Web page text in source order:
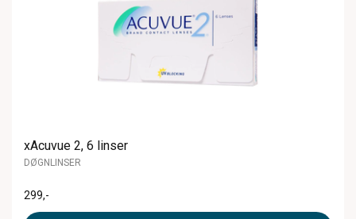
xAcuvue 2, 6 linser
DØGNLINSER
299,-